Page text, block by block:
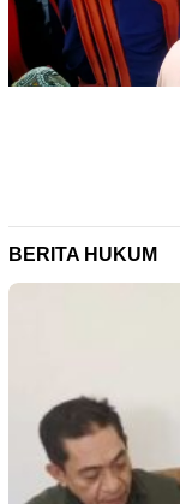
BERITA HUKUM